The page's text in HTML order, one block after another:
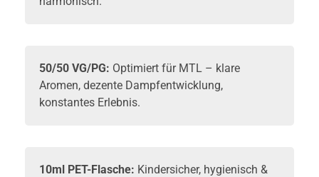
50/50 VG/PG: Optimiert für MTL – klare
Aromen, dezente Dampfentwicklung,
konstantes Erlebnis.
10ml PET-Flasche: Kindersicher, hygienisch &